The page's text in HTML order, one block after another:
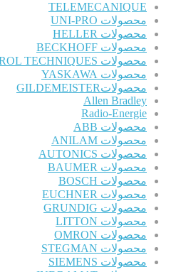
TELEMECANIQUE
محصولات UNI-PRO
محصولات HELLER
محصولات BECKHOFF
محصولات CONTROL TECHNIQUES
محصولات YASKAWA
محصولاتGILDEMEISTER
Allen Bradley
Radio-Energie
محصولات ABB
محصولات ANILAM
محصولات AUTONICS
محصولات BAUMER
محصولات BOSCH
محصولات EUCHNER
محصولات GRUNDIG
محصولات LITTON
محصولات OMRON
محصولات STEGMAN
محصولات SIEMENS